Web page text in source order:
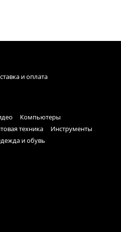
и оплата
Компьютеры
техника
Инструменты
и обувь